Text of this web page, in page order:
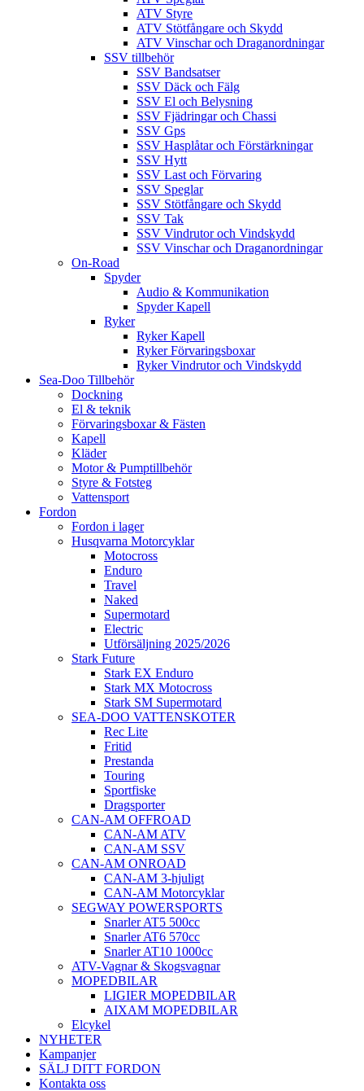
ATV Styre
ATV Stötfångare och Skydd
ATV Vinschar och Draganordningar
SSV tillbehör
SSV Bandsatser
SSV Däck och Fälg
SSV El och Belysning
SSV Fjädringar och Chassi
SSV Gps
SSV Hasplåtar och Förstärkningar
SSV Hytt
SSV Last och Förvaring
SSV Speglar
SSV Stötfångare och Skydd
SSV Tak
SSV Vindrutor och Vindskydd
SSV Vinschar och Draganordningar
On-Road
Spyder
Audio & Kommunikation
Spyder Kapell
Ryker
Ryker Kapell
Ryker Förvaringsboxar
Ryker Vindrutor och Vindskydd
Sea-Doo Tillbehör
Dockning
El & teknik
Förvaringsboxar & Fästen
Kapell
Kläder
Motor & Pumptillbehör
Styre & Fotsteg
Vattensport
Fordon
Fordon i lager
Husqvarna Motorcyklar
Motocross
Enduro
Travel
Naked
Supermotard
Electric
Utförsäljning 2025/2026
Stark Future
Stark EX Enduro
Stark MX Motocross
Stark SM Supermotard
SEA-DOO VATTENSKOTER
Rec Lite
Fritid
Prestanda
Touring
Sportfiske
Dragsporter
CAN-AM OFFROAD
CAN-AM ATV
CAN-AM SSV
CAN-AM ONROAD
CAN-AM 3-hjuligt
CAN-AM Motorcyklar
SEGWAY POWERSPORTS
Snarler AT5 500cc
Snarler AT6 570cc
Snarler AT10 1000cc
ATV-Vagnar & Skogsvagnar
MOPEDBILAR
LIGIER MOPEDBILAR
AIXAM MOPEDBILAR
Elcykel
NYHETER
Kampanjer
SÄLJ DITT FORDON
Kontakta oss